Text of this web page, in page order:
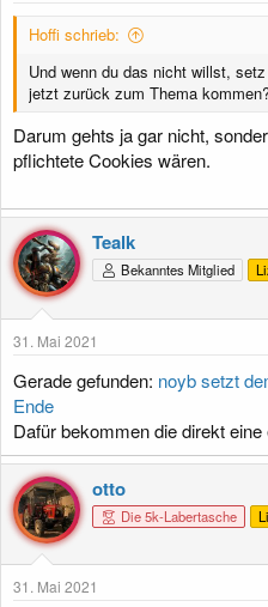
Hoffi schrieb:
Und wenn du das nicht willst,
jetzt zurück zum Thema
Darum gehts ja gar nicht,
pflichtete Cookies wären.
Tealk
Bekanntes Mitglied
31. Mai 2021
Gerade gefunden: noyb setzt
Ende
Dafür bekommen die direkt
otto
Die 5k-Labertasche
31. Mai 2021